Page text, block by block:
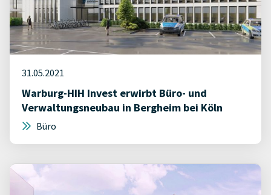
31.05.2021
Warburg-HIH Invest erwirbt Büro- und
Verwaltungsneubau in Bergheim bei Köln
Büro